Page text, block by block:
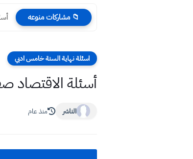
📁 مشاركات منوعه
اسئلة نهاية السنة خامس ادبي
أسئلة الاقتصاد صف الخامس
الناشر منذ عام